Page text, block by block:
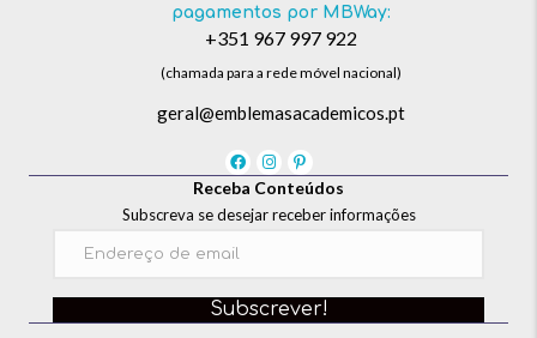
pagamentos por MBWay:
+351 967 997 922
(chamada para a rede móvel nacional)
geral@emblemasacademicos.pt
Receba Conteúdos
Subscreva se desejar receber informações
Subscrever!